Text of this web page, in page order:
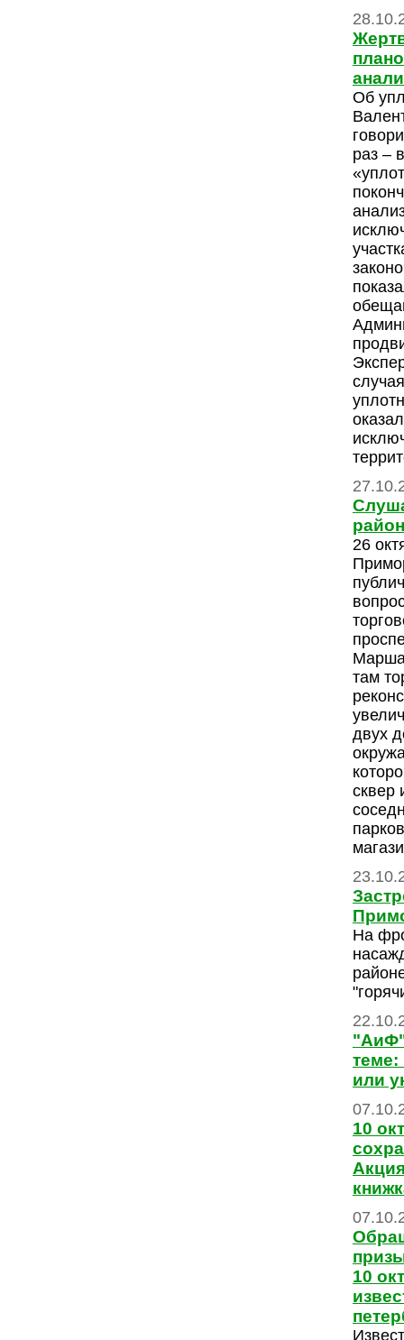
Об
раз –
26
там
двух
сквер
На
"АиФ"
теме:
или
10
10